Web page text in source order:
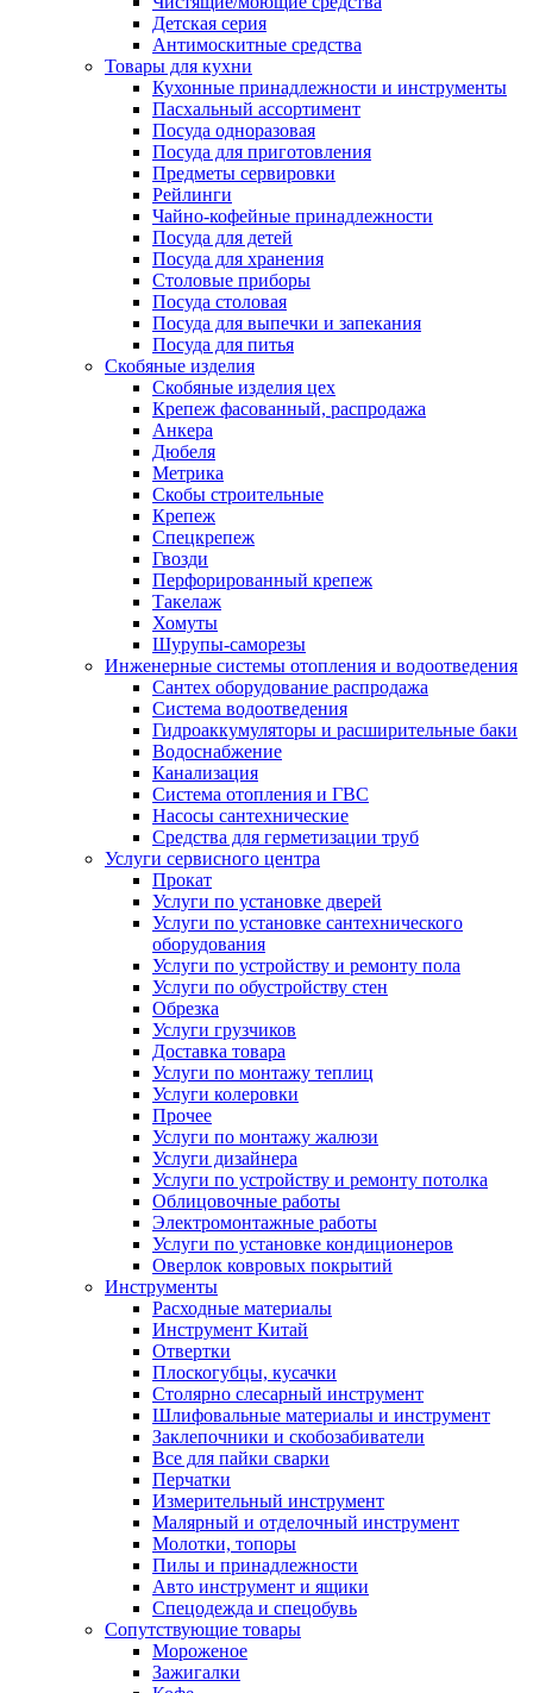
Детская серия
Антимоскитные средства
Товары для кухни
Кухонные принадлежности и инструменты
Пасхальный ассортимент
Посуда одноразовая
Посуда для приготовления
Предметы сервировки
Рейлинги
Чайно-кофейные принадлежности
Посуда для детей
Посуда для хранения
Столовые приборы
Посуда столовая
Посуда для выпечки и запекания
Посуда для питья
Скобяные изделия
Скобяные изделия цех
Крепеж фасованный, распродажа
Анкера
Дюбеля
Метрика
Скобы строительные
Крепеж
Спецкрепеж
Гвозди
Перфорированный крепеж
Такелаж
Хомуты
Шурупы-саморезы
Инженерные системы отопления и водоотведения
Сантех оборудование распродажа
Система водоотведения
Гидроаккумуляторы и расширительные баки
Водоснабжение
Канализация
Система отопления и ГВС
Насосы сантехнические
Средства для герметизации труб
Услуги сервисного центра
Прокат
Услуги по установке дверей
Услуги по установке сантехнического
оборудования
Услуги по устройству и ремонту пола
Услуги по обустройству стен
Обрезка
Услуги грузчиков
Доставка товара
Услуги по монтажу теплиц
Услуги колеровки
Прочее
Услуги по монтажу жалюзи
Услуги дизайнера
Услуги по устройству и ремонту потолка
Облицовочные работы
Электромонтажные работы
Услуги по установке кондиционеров
Оверлок ковровых покрытий
Инструменты
Расходные материалы
Инструмент Китай
Отвертки
Плоскогубцы, кусачки
Столярно слесарный инструмент
Шлифовальные материалы и инструмент
Заклепочники и скобозабиватели
Все для пайки сварки
Перчатки
Измерительный инструмент
Малярный и отделочный инструмент
Молотки, топоры
Пилы и принадлежности
Авто инструмент и ящики
Спецодежда и спецобувь
Сопутствующие товары
Мороженое
Зажигалки